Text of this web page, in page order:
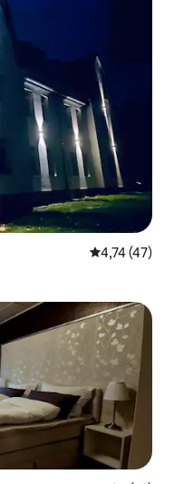
Évaluation
4,74 (47)